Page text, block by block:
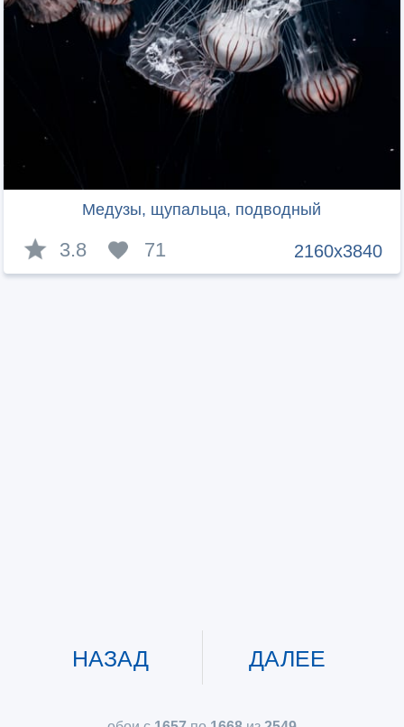
Медузы, щупальца, подводный
2160x3840
3.8 71
НАЗАД ДАЛЕЕ